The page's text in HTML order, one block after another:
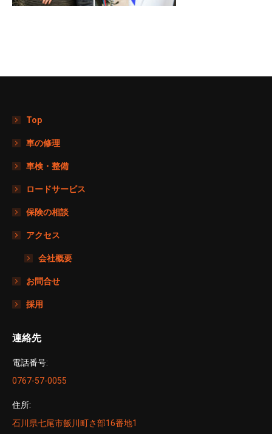
Top
車の修理
車検・整備
ロードサービス
保険の相談
アクセス
会社概要
お問合せ
採用
連絡先
電話番号:
0767-57-0055
住所:
石川県七尾市飯川町さ部16番地1